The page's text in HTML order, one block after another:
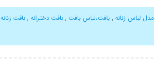
مدل لباس زنانه ,بافت،لباس بافت ,بافت دخترانه ,بافت زنانه